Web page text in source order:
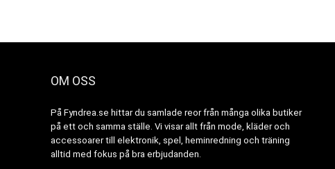
OM OSS
På Fyndrea.se hittar du samlade reor från många olika butiker
på ett och samma ställe. Vi visar allt från mode, kläder och
accessoarer till elektronik, spel, heminredning och träning
alltid med fokus på bra erbjudanden.